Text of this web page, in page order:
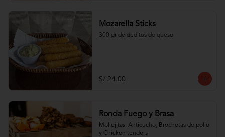
Mozarella Sticks
300 gr de deditos de queso
S/ 24.00
Ronda Fuego y Brasa
Mollejitas, Anticucho, Brochetas de pollo
y Chicken tenders